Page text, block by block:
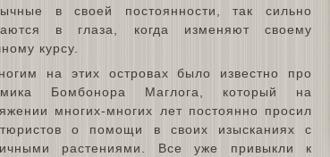
в своей постоянности, так сильно
в глаза, когда изменяют своему
курсу.
на этих островах было известно про
Бомбонора Маглога, который на
многих-многих лет постоянно просил
о помощи в своих изысканиях с
растениями. Все уже привыкли к